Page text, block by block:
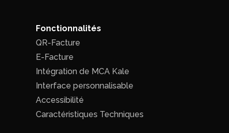
Fonctionnalités
QR-Facture
E-Facture
Intégration de MCA Kale
Interface personnalisable
Accessibilité
Caractéristiques Techniques